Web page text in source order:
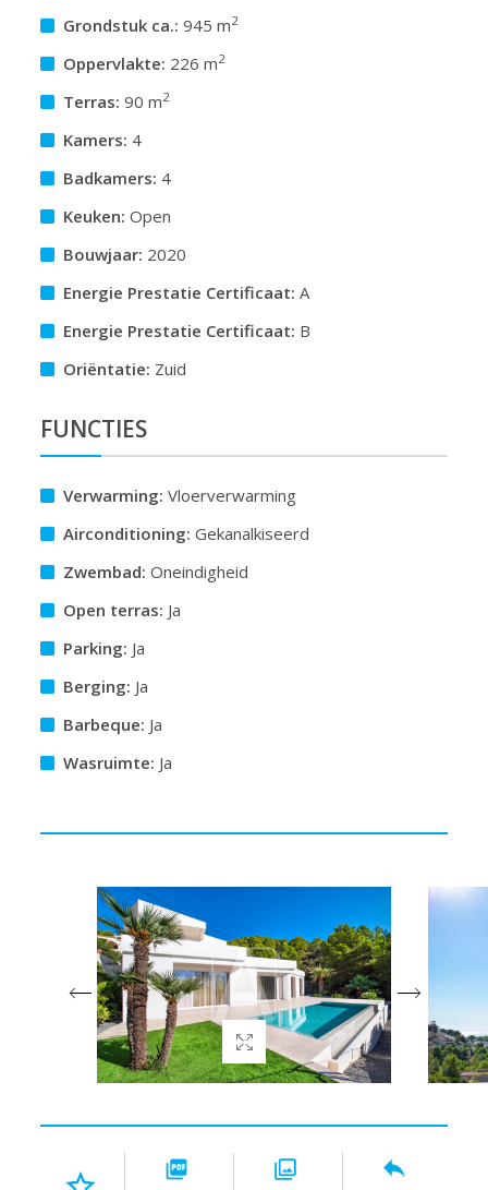
Grondstuk ca.: 945 m2
Oppervlakte: 226 m2
Terras: 90 m2
Kamers: 4
Badkamers: 4
Keuken: Open
Bouwjaar: 2020
Energie Prestatie Certificaat: A
Energie Prestatie Certificaat: B
Oriëntatie: Zuid
FUNCTIES
Verwarming: Vloerverwarming
Airconditioning: Gekanalkiseerd
Zwembad: Oneindigheid
Open terras: Ja
Parking: Ja
Berging: Ja
Barbeque: Ja
Wasruimte: Ja